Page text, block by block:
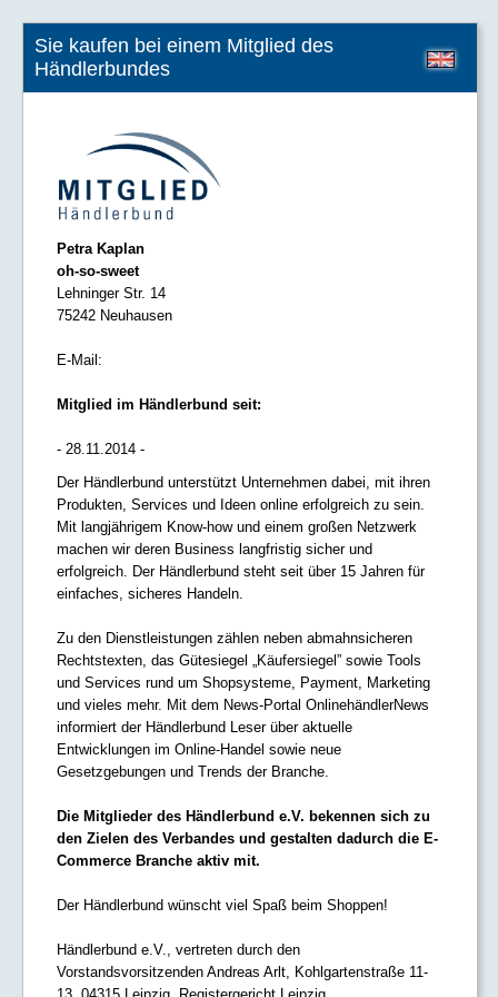
Sie kaufen bei einem Mitglied des
Händlerbundes
Petra Kaplan
oh-so-sweet
Lehninger Str. 14
75242 Neuhausen
E-Mail:
Mitglied im Händlerbund seit:
- 28.11.2014 -
Der Händlerbund unterstützt Unternehmen dabei, mit ihren
Produkten, Services und Ideen online erfolgreich zu sein.
Mit langjährigem Know-how und einem großen Netzwerk
machen wir deren Business langfristig sicher und
erfolgreich. Der Händlerbund steht seit über 15 Jahren für
einfaches, sicheres Handeln.
Zu den Dienstleistungen zählen neben abmahnsicheren
Rechtstexten, das Gütesiegel „Käufersiegel” sowie Tools
und Services rund um Shopsysteme, Payment, Marketing
und vieles mehr. Mit dem News-Portal OnlinehändlerNews
informiert der Händlerbund Leser über aktuelle
Entwicklungen im Online-Handel sowie neue
Gesetzgebungen und Trends der Branche.
Die Mitglieder des Händlerbund e.V. bekennen sich zu
den Zielen des Verbandes und gestalten dadurch die E-
Commerce Branche aktiv mit.
Der Händlerbund wünscht viel Spaß beim Shoppen!
Händlerbund e.V., vertreten durch den
Vorstandsvorsitzenden Andreas Arlt, Kohlgartenstraße 11-